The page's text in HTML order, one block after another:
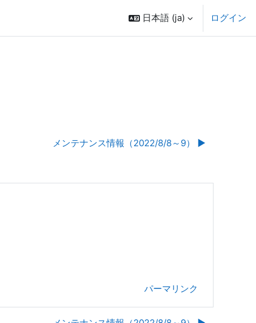
日本語 ‎(ja)‎ ログイン
メンテナンス情報（2022/8/8～9） ▶︎
パーマリンク